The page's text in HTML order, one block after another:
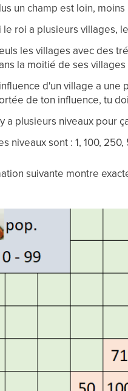
un champ est loin, moins
le roi a plusieurs villages,
les villages avec des
la moitié de ses
d'un village a
de ton influence, tu
a plusieurs niveaux pour
niveaux sont : 1, 100,
suivante montre